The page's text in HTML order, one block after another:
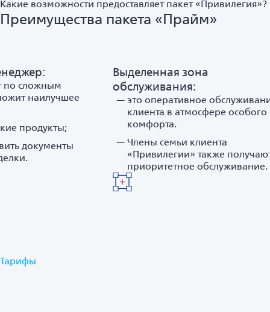
Какие возможности предоставляет пакет «Привилегия»?
Преимущества пакета «Прайм»
по сложным
наилучшее
продукты;
документы
Выделенная зона
обслуживания:
это оперативное
клиента в атмосфере особого
комфорта.
Члены семьи клиента
«Привилегии» также
приоритетное обслуживание.
Тарифы